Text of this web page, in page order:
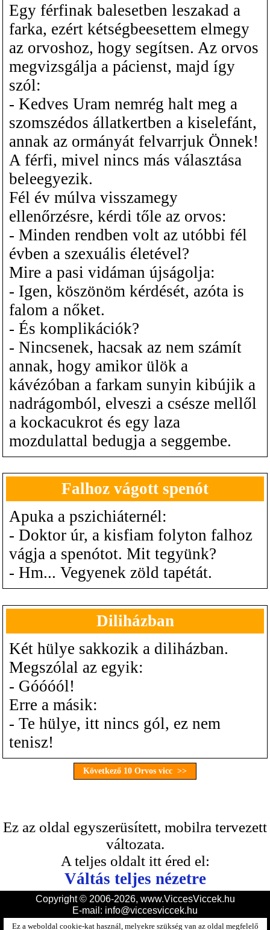
Egy férfinak balesetben leszakad a
farka, ezért kétségbeesettem elmegy
az orvoshoz, hogy segítsen. Az orvos
megvizsgálja a pácienst, majd így
szól:
- Kedves Uram nemrég halt meg a
szomszédos állatkertben a kiselefánt,
annak az ormányát felvarrjuk Önnek!
A férfi, mivel nincs más választása
beleegyezik.
Fél év múlva visszamegy
ellenőrzésre, kérdi tőle az orvos:
- Minden rendben volt az utóbbi fél
évben a szexuális életével?
Mire a pasi vidáman újságolja:
- Igen, köszönöm kérdését, azóta is
falom a nőket.
- És komplikációk?
- Nincsenek, hacsak az nem számít
annak, hogy amikor ülök a
kávézóban a farkam sunyin kibújik a
nadrágomból, elveszi a csésze mellől
a kockacukrot és egy laza
mozdulattal bedugja a seggembe.
Falhoz vágott spenót
Apuka a pszichiáternél:
- Doktor úr, a kisfiam folyton falhoz
vágja a spenótot. Mit tegyünk?
- Hm... Vegyenek zöld tapétát.
Diliházban
Két hülye sakkozik a diliházban.
Megszólal az egyik:
- Góóóól!
Erre a másik:
- Te hülye, itt nincs gól, ez nem
tenisz!
Következő 10 Orvos vicc >>
Ez az oldal egyszerüsített, mobilra tervezett
változata.
A teljes oldalt itt éred el:
Váltás teljes nézetre
Copyright © 2006-2026, www.ViccesViccek.hu
E-mail: info@viccesviccek.hu
Ez a weboldal cookie-kat használ, melyekre szükség van az oldal megfelelő